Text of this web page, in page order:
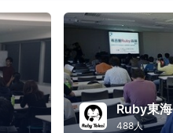
Ruby東海
488人